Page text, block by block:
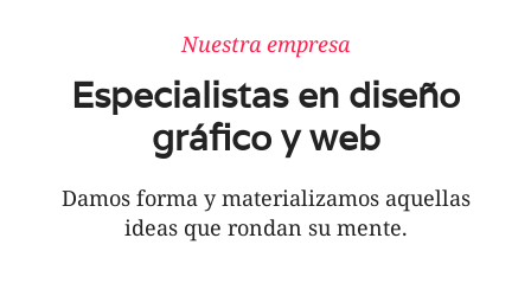
Nuestra empresa
Especialistas en diseño
gráfico y web
Damos forma y materializamos aquellas
ideas que rondan su mente.